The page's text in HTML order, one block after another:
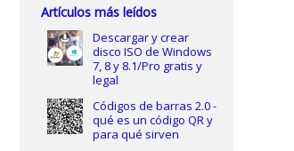
Artículos más leídos
Descargar y crear
disco ISO de Windows
7, 8 y 8.1/Pro gratis y
legal
Códigos de barras 2.0 -
qué es un código QR y
para qué sirven